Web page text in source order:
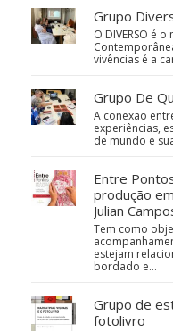
Grupo
O DIVERSO é
vivências é a
Grupo De
A conexão
experiências,
de mundo e
Entre
produção
Julian
Tem como
estejam
bordado e…
Grupo de
fotolivro